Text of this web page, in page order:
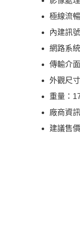
極線流
內建訊
網路系
傳輸介
外觀尺
重量：
廠商資訊
建議售